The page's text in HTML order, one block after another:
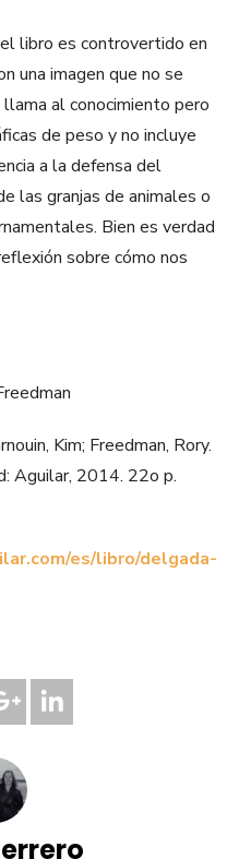
libro es controvertido en
una imagen que no se
al conocimiento pero
de peso y no incluye
a la defensa del
las granjas de animales o
Bien es verdad
sobre cómo nos
Kim; Freedman, Rory.
Aguilar, 2014. 22o p.
es/libro/delgada-